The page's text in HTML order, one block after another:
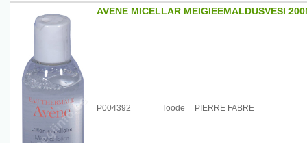
AVENE MICELLAR MEIGIEEMALDUSVESI
P004392 Toode PIERRE FABRE